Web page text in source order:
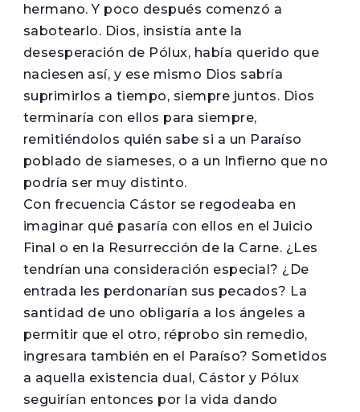
hermano. Y poco después comenzó a
sabotearlo. Dios, insistía ante la
desesperación de Pólux, había querido que
naciesen así, y ese mismo Dios sabría
suprimirlos a tiempo, siempre juntos. Dios
terminaría con ellos para siempre,
remitiéndolos quién sabe si a un Paraíso
poblado de siameses, o a un Infierno que no
podría ser muy distinto.
Con frecuencia Cástor se regodeaba en
imaginar qué pasaría con ellos en el Juicio
Final o en la Resurrección de la Carne. ¿Les
tendrían una consideración especial? ¿De
entrada les perdonarían sus pecados? La
santidad de uno obligaría a los ángeles a
permitir que el otro, réprobo sin remedio,
ingresara también en el Paraíso? Sometidos
a aquella existencia dual, Cástor y Pólux
seguirían entonces por la vida dando